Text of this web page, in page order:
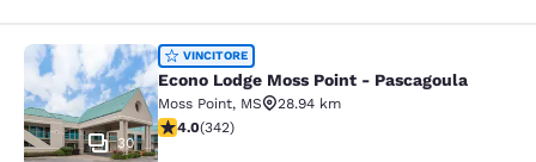
Econo Lodge Moss Point -
30
VINCITORE
Econo Lodge Moss Point - Pascagoula
Moss Point, MS
28.94 km
Valutazione di 4.05 stelle. Molto buono. 342 recensioni
4.0(342)